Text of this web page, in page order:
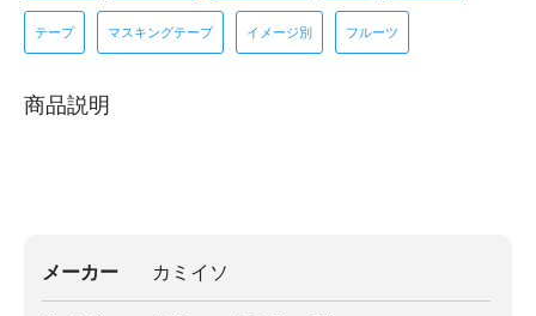
テープ マスキングテープ イメージ別 フルーツ
商品説明
メーカー カミイソ